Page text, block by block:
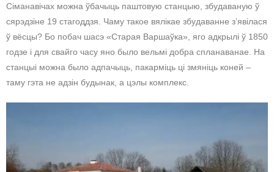
Сіманавічах можна ўбачыць паштовую станцыю, збудаваную ў
сярэдзіне 19 стагоддзя. Чаму такое вялікае збудаванне з’явілася
ў вёсцы? Бо побач шасэ «Старая Варшаўка», яго адкрылі ў 1850
годзе і для свайго часу яно было вельмі добра спланаванае. На
станцыі можна было адпачыць, пакарміць ці змяніць коней –
таму гэта не адзін будынак, а цэлы комплекс.